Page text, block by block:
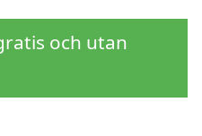
och utan